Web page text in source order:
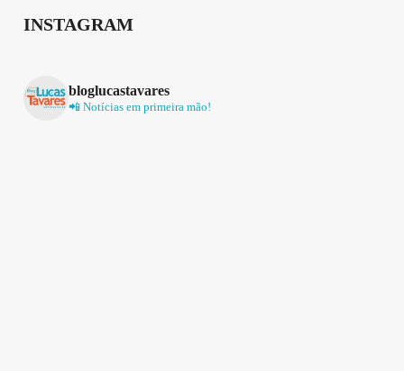
INSTAGRAM
bloglucastavares
📲 Notícias em primeira mão!